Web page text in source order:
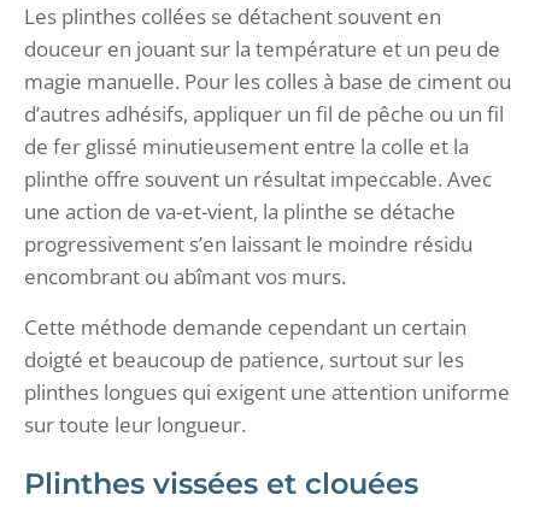
Les plinthes collées se détachent souvent en
douceur en jouant sur la température et un peu de
magie manuelle. Pour les colles à base de ciment ou
d’autres adhésifs, appliquer un fil de pêche ou un fil
de fer glissé minutieusement entre la colle et la
plinthe offre souvent un résultat impeccable. Avec
une action de va-et-vient, la plinthe se détache
progressivement s’en laissant le moindre résidu
encombrant ou abîmant vos murs.
Cette méthode demande cependant un certain
doigté et beaucoup de patience, surtout sur les
plinthes longues qui exigent une attention uniforme
sur toute leur longueur.
Plinthes vissées et clouées